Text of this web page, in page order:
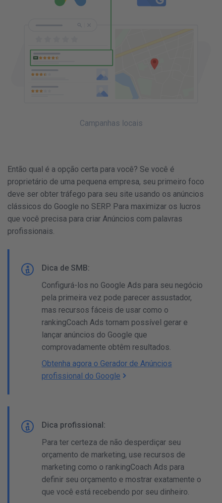
Campanhas locais
Então qual é a opção certa para você? Se você é
proprietário de uma pequena empresa, seu primeiro foco
deve ser obter tráfego para seu site usando os anúncios
clássicos do Google no SERP. Para maximizar os lucros
que você precisa para criar Anúncios com palavras
profissionais.
Dica de SMB:
Configurá-los no Google Ads para seu negócio
pela primeira vez pode parecer assustador,
mas recursos fáceis de usar como o
rankingCoach Ads tornam possível gerar e
lançar anúncios do Google que
comprovadamente obtêm resultados.
Obtenha agora o Gerador de Anúncios
profissional do Google
Dica profissional:
Para ter certeza de não desperdiçar seu
orçamento de marketing, use recursos de
marketing como o rankingCoach Ads para
definir seu orçamento e mostrar exatamente o
que você está recebendo por seu dinheiro.